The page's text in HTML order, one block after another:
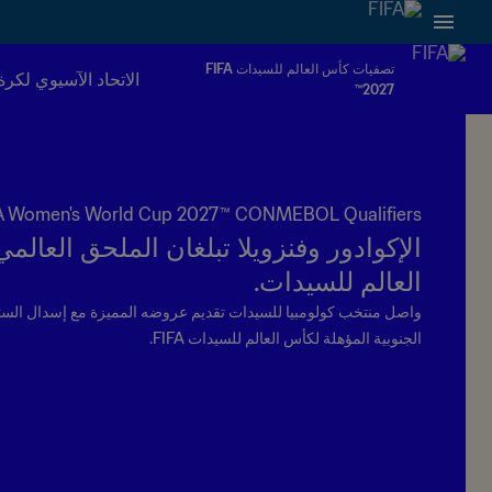
تصفيات كأس العالم للسيدات FIFA
2027™
الاتحاد الآسيوي
Women's World Cup 2027™ CONMEBOL Qualifiers
الإكوادور وفنزويلا تبلغان الملحق
العالم للسيدات.
واصل منتخب كولومبيا للسيدات تقديم عروضه المميزة مع إسدال
الجنوبية المؤهلة لكأس العالم للسيدات FIFA.